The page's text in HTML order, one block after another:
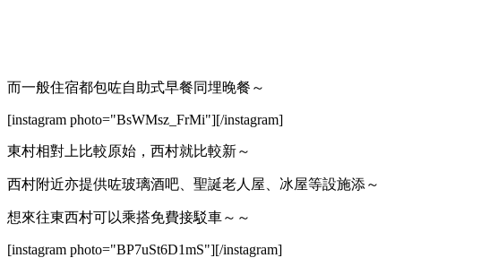
而一般住宿都包咗自助式早餐同埋晚餐～
[instagram photo="BsWMsz_FrMi"][/instagram]
東村相對上比較原始，西村就比較新～
西村附近亦提供咗玻璃酒吧、聖誕老人屋、冰屋等設施添～
想來往東西村可以乘搭免費接駁車～～
[instagram photo="BP7uSt6D1mS"][/instagram]